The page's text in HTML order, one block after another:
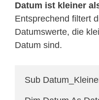
Datum ist kleiner
Entsprechend filtert
Datumswerte, die
Datum sind.
Sub